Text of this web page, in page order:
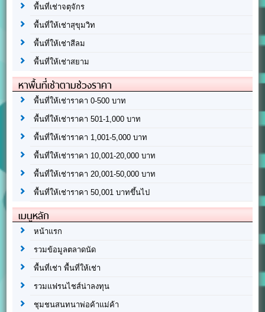
พื้นที่เช่าจตุจักร
พื้นที่ให้เช่าสุขุมวิท
พื้นที่ให้เช่าสีลม
พื้นที่ให้เช่าสยาม
หาพื้นที่เช่าตามช่วงราคา
พื้นที่ให้เช่าราคา 0-500 บาท
พื้นที่ให้เช่าราคา 501-1,000 บาท
พื้นที่ให้เช่าราคา 1,001-5,000 บาท
พื้นที่ให้เช่าราคา 10,001-20,000 บาท
พื้นที่ให้เช่าราคา 20,001-50,000 บาท
พื้นที่ให้เช่าราคา 50,001 บาทขึ้นไป
เมนูหลัก
หน้าแรก
รวมข้อมูลตลาดนัด
พื้นที่เช่า พื้นที่ให้เช่า
รวมแฟรนไชส์น่าลงทุน
ชุมชนสนทนาพ่อค้าแม่ค้า